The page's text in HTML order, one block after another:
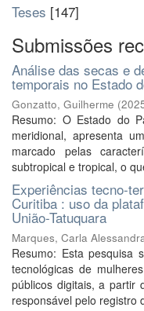
Teses [147]
Submissões
Análise das secas e
temporais no Estado
Gonzatto, Guilherme (
Resumo: O Estado do
meridional, apresenta
marcado pelas
subtropical e tropical, o
Experiências tecno-
Curitiba : uso da
União-Tatuquara
Marques, Carla
Resumo: Esta pesquisa
tecnológicas de
públicos digitais, a partir
responsável pelo registro